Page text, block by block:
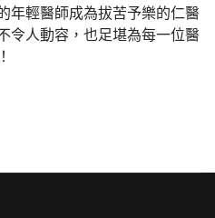
年輕醫師成為拔苦予樂的仁醫
令人動容，也足堪為每一位醫